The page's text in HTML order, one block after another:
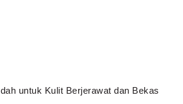
untuk Kulit Berjerawat dan Bekas